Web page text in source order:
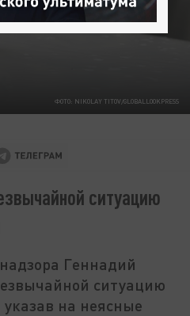
ФОТО: NIKOLAY TITOV/GLOBALLOOKPRESS
ситуацию
Геннадий
ситуацию
указав на неясные